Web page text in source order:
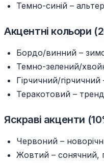
Темно-синій –
Акцентні кольори
Бордо/винний –
Темно-зелений/
Гірчичний/
Теракотовий –
Яскраві акценти
Червоний –
Жовтий – сонячний,